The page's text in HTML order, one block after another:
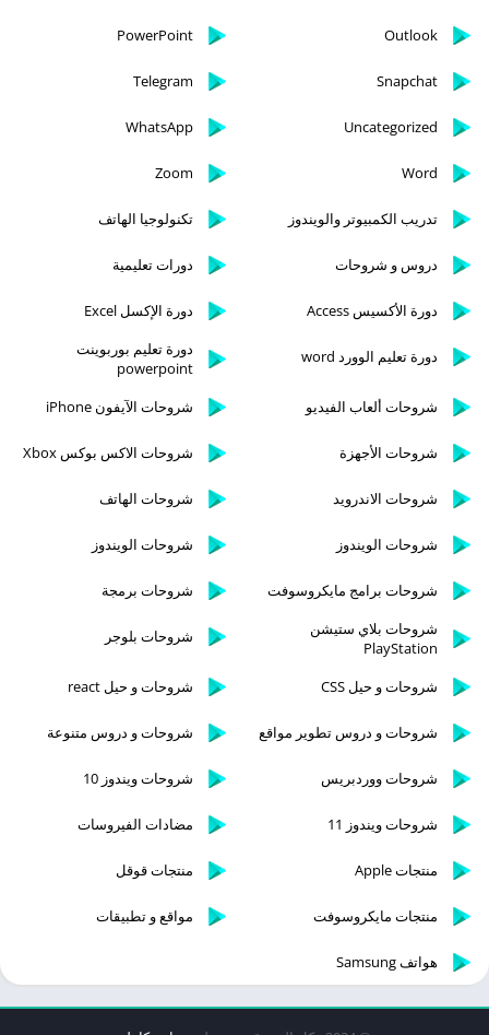
Outlook
PowerPoint
Snapchat
Telegram
Uncategorized
WhatsApp
Word
Zoom
تدريب الكمبيوتر والويندوز تكنولوجيا الهاتف
دروس و شروحات دورات تعليمية
دورة الأكسيس Access دورة الإكسل Excel
دورة تعليم الوورد word
دورة تعليم بوربوينت
powerpoint
شروحات ألعاب الفيديو
شروحات الآيفون iPhone
شروحات الأجهزة شروحات الاكس بوكس Xbox
شروحات الاندرويد شروحات الهاتف
شروحات الويندوز شروحات الويندوز
شروحات برامج مايكروسوفت
شروحات برمجة
شروحات بلاي ستيشن
PlayStation
شروحات بلوجر
شروحات و حيل CSS شروحات و حيل react
شروحات و دروس تطوير مواقع شروحات و دروس متنوعة
شروحات ووردبريس شروحات ويندوز 10
شروحات ويندوز 11 مضادات الفيروسات
منتجات Apple منتجات قوقل
منتجات مايكروسوفت مواقع و تطبيقات
هواتف Samsung